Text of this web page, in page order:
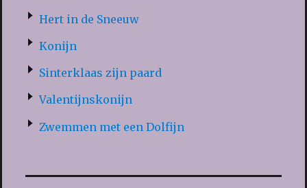
Hert in de Sneeuw
Konijn
Sinterklaas zijn paard
Valentijnskonijn
Zwemmen met een Dolfijn